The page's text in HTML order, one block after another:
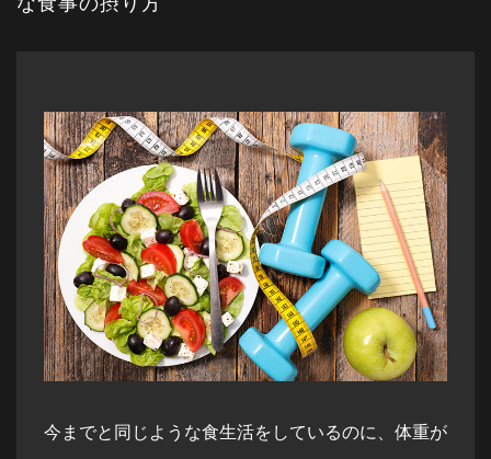
今までと同じような食生活をしているのに、体重が